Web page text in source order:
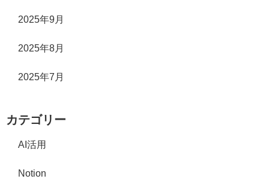
2025年9月
2025年8月
2025年7月
カテゴリー
AI活用
Notion